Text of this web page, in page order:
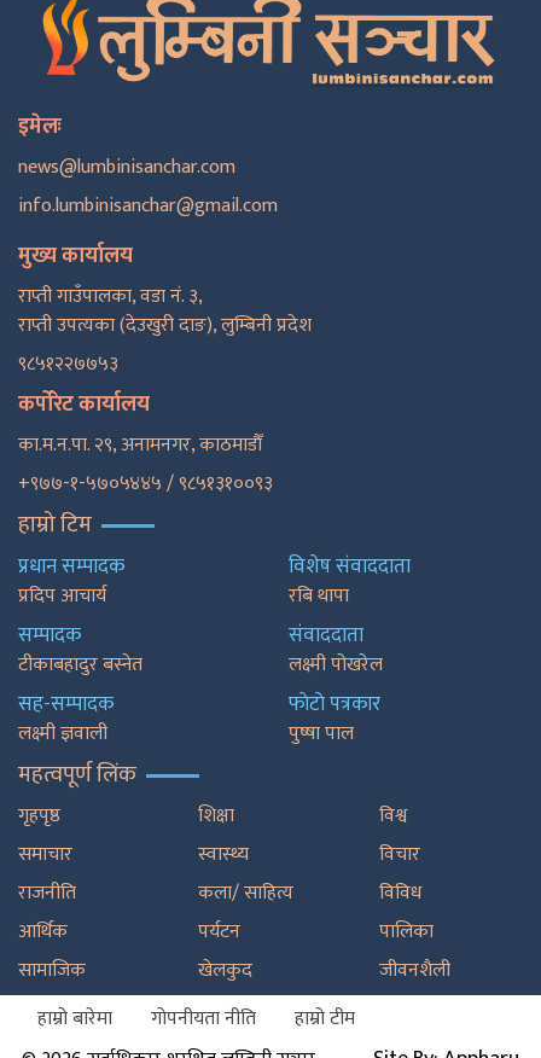
इमेलः
news@lumbinisanchar.com
info.lumbinisanchar@gmail.com
मुख्य कार्यालय
राप्ती गाउँपालका, वडा नं. ३,
राप्ती उपत्यका (देउखुरी दाङ), लुम्बिनी प्रदेश
९८५१२२७७५३
कर्पोरेट कार्यालय
का.म.न.पा. २९, अनामनगर, काठमाडाैँ
+९७७-१-५७०५४४५ / ९८५१३१००९३
हाम्रो टिम
प्रधान सम्पादक
प्रदिप आचार्य
सम्पादक
टीकाबहादुर बस्नेत
सह-सम्पादक
लक्ष्मी ज्ञवाली
विशेष संवाददाता
रबि थापा
संवाददाता
लक्ष्मी पोखरेल
फाेटाे पत्रकार
पुष्षा पाल
महत्वपूर्ण लिंक
गृहपृष्ठ
समाचार
राजनीति
आर्थिक
सामाजिक
शिक्षा
स्वास्थ्य
कला/ साहित्य
पर्यटन
खेलकुद
विश्व
विचार
विविध
पालिका
जीवनशैली
हाम्रो बारेमा
गोपनीयता नीति
हाम्रो टीम